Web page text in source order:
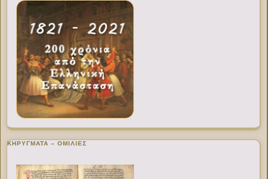
ΚΗΡΥΓΜΑΤΑ – ΟΜΙΛΙΕΣ